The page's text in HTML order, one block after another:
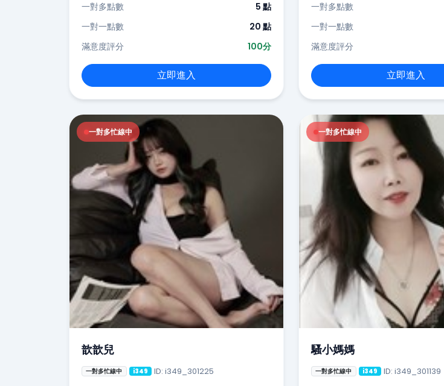
一對多點數
5 點
一對一點數
20 點
滿意度評分
100分
立即進入
一對多點數
一對一點數
滿意度評分
立即進入
一對多忙線中
歆歆兒
一對多忙線中 i349 ID: i349_301225
一對多忙線中
騷小媽媽
一對多忙線中 i349 ID: i349_301139